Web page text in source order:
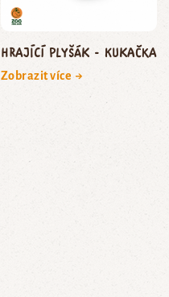
Hrající plyšák - kukačka
Zobrazit více →